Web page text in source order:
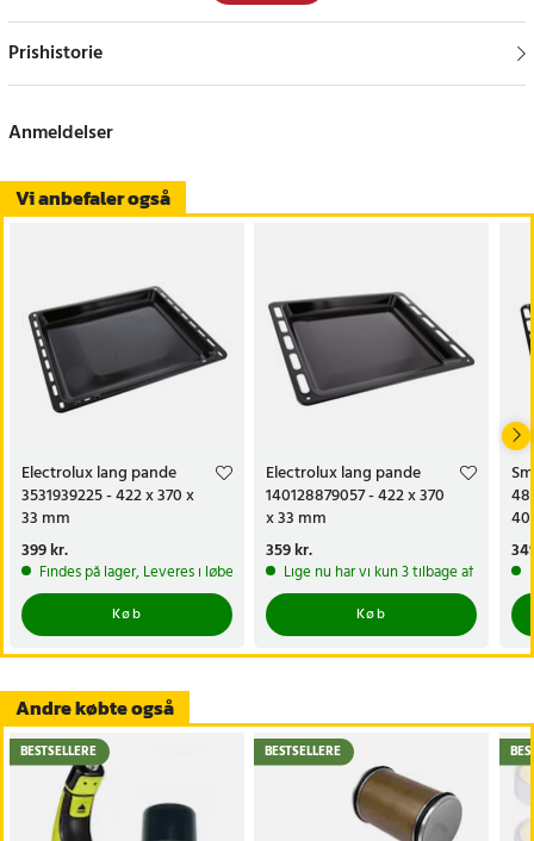
Original langpande med korrekt pasform
Whirlpool 481011190524 er et praktisk valg, når en slidt eller
beskadiget langpande skal udskiftes. Den er udviklet til
køkkenet.
- Mærke: Whirlpool
- Varenummer: 481011190524
- Mål: ca. 475,5 x 364,5 mm
- Passer til: Udvalgte modeller fra Whirlpool, Bauknecht, Ikea m.fl.
Article number
Prishistorie
Vi anbefaler også
Electrolux lang pande
3531939225 - 422 x 370 x
33 mm
Pris:399 kr.
399 kr.
Findes på lager, Leveres i løbet af 1-2 hverdage
Køb
Electrolux lang pande
140128879057 - 422 x 370
x 33 mm
Pris:359 kr.
359 kr.
Lige nu har vi kun 3 tilbage af dette
Køb
Anmeldelser
Andre købte også
BESTSELLERE BESTSELLERE